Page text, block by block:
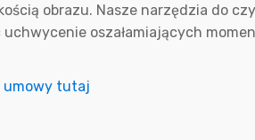
obrazu. Nasze narzędzia do
oszałamiających
umowy tutaj